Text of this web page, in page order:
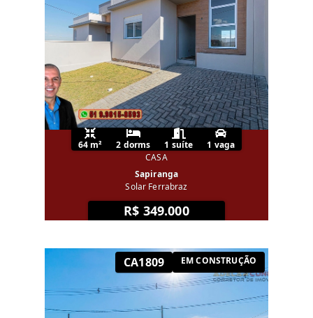
64 m² 2 dorms 1 suíte
1 vaga
CASA
Sapiranga
Solar Ferrabraz
R$ 349.000
CA1809 EM CONSTRUÇÃO